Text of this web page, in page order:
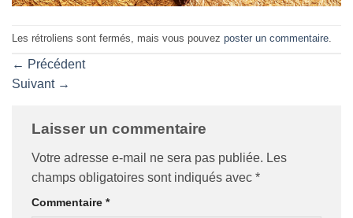
Les rétroliens sont fermés, mais vous pouvez poster un commentaire.
← Précédent
Suivant →
Laisser un commentaire
Votre adresse e-mail ne sera pas publiée. Les
champs obligatoires sont indiqués avec *
Commentaire *